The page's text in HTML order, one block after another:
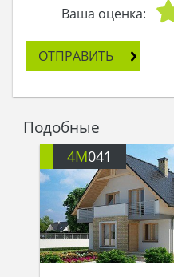
Ваша оценка:
ОТПРАВИТЬ
Подобные
4M041